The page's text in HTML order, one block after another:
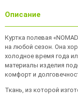
Описание
Куртка полевая
на любой сезон. Она
холодное время года
материалы изделия
комфорт и
Ткань, из которой